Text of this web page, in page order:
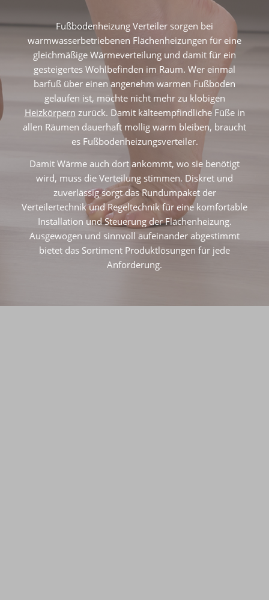
Fußbodenheizung Verteiler sorgen bei
warmwasserbetriebenen Flächenheizungen für eine
gleichmäßige Wärmeverteilung und damit für ein
gesteigertes Wohlbefinden im Raum. Wer einmal
barfuß über einen angenehm warmen Fußboden
gelaufen ist, möchte nicht mehr zu klobigen
Heizkörpern zurück. Damit kälteempfindliche Füße in
allen Räumen dauerhaft mollig warm bleiben, braucht
es Fußbodenheizungsverteiler.
Damit Wärme auch dort ankommt, wo sie benötigt
wird, muss die Verteilung stimmen. Diskret und
zuverlässig sorgt das Rundumpaket der
Verteilertechnik und Regeltechnik für eine komfortable
Installation und Steuerung der Flächenheizung.
Ausgewogen und sinnvoll aufeinander abgestimmt
bietet das Sortiment Produktlösungen für jede
Anforderung.